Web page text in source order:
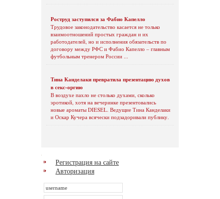
Роструд заступился за Фабио Капелло
Трудовое законодательство касается не только
взаимоотношений простых граждан и их
работодателей, но и исполнения обязательств по
договору между РФС и Фабио Капелло – главным
футбольным тренером России ...
Тина Канделаки превратила презентацию духов
в секс-оргию
В воздухе пахло не столько духами, сколько
эротикой, хотя на вечеринке презентовались
новые ароматы DIESEL. Ведущие Тина Канделаки
и Оскар Кучера всячески подзадоривали публику.
Регистрация на сайте
Авторизация